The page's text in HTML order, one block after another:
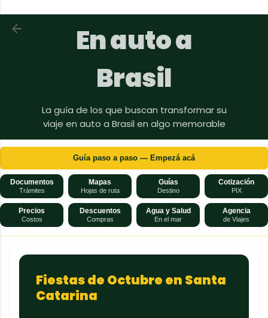
Ir al contenido principal
En auto a
Brasil
La guía de los que buscan transformar su
viaje en auto a Brasil en algo memorable
Guía paso a paso — Empezá acá
Documentos
Trámites
Mapas
Hojas de ruta
Guías
Destino
Cotización
PIX
Precios
Costos
Descuentos
Compras
Agua y Salud
En el mar
Agencia
de Viajes
Fiestas de Octubre en Santa
Catarina